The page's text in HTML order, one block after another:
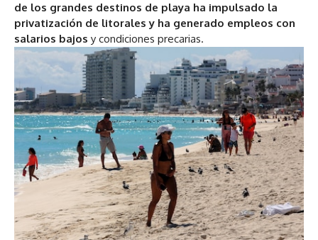
de los grandes destinos de playa ha impulsado la
privatización de litorales y ha generado empleos con
salarios bajos y condiciones precarias.